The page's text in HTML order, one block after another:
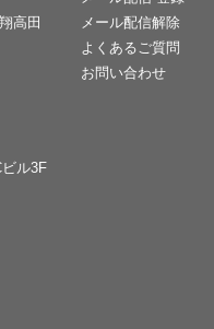
高田
ル3F
メール配信解除
よくあるご質問
お問い合わせ